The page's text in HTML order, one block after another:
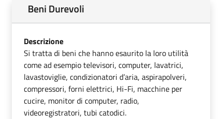
Beni Durevoli
Descrizione
Si tratta di beni che hanno esaurito la loro utilità
come ad esempio televisori, computer, lavatrici,
lavastoviglie, condizionatori d’aria, aspirapolveri,
compressori, forni elettrici, Hi-Fi, macchine per
cucire, monitor di computer, radio,
videoregistratori, tubi catodici.